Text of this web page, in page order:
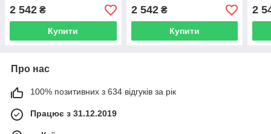
2 542 ₴
Купити
2 542₴
Купити
2
Про нас
100% позитивних з 634 відгуків за рік
Працює з 31.12.2019